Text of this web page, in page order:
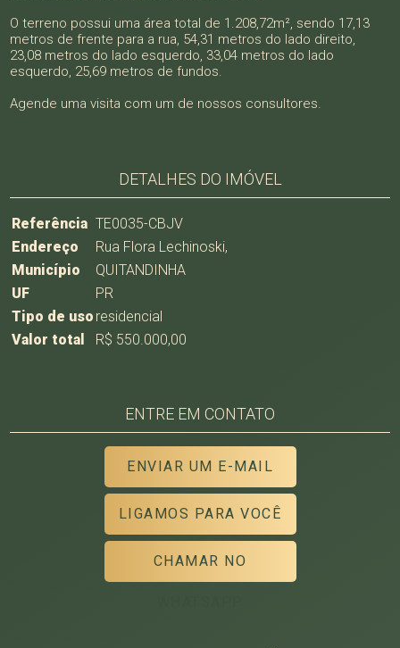
O terreno possui uma área total de 1.208,72m², sendo 17,13
metros de frente para a rua, 54,31 metros do lado direito,
23,08 metros do lado esquerdo, 33,04 metros do lado
esquerdo, 25,69 metros de fundos.
Agende uma visita com um de nossos consultores.
DETALHES DO IMÓVEL
Referência TE0035-CBJV
Endereço
Rua Flora Lechinoski,
Município
QUITANDINHA
UF
PR
Tipo de uso residencial
Valor total
R$ 550.000,00
ENTRE EM CONTATO
ENVIAR UM E-MAIL
LIGAMOS PARA VOCÊ
CHAMAR NO